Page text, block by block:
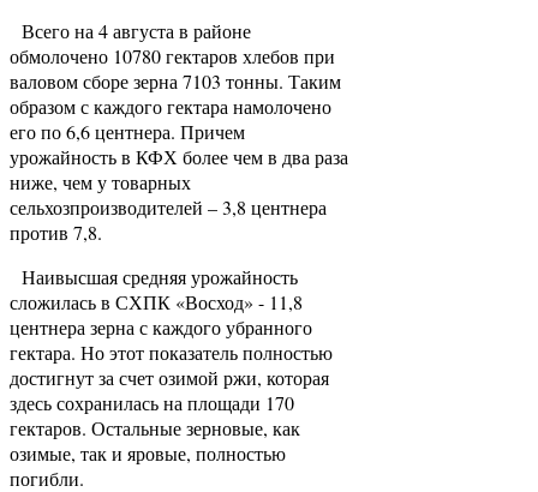
Всего на 4 августа в районе
обмолочено 10780 гектаров хлебов при
валовом сборе зерна 7103 тонны. Таким
образом с каждого гектара намолочено
его по 6,6 центнера. Причем
урожайность в КФХ более чем в два раза
ниже, чем у товарных
сельхозпроизводителей – 3,8 центнера
против 7,8.
Наивысшая средняя урожайность
сложилась в СХПК «Восход» - 11,8
центнера зерна с каждого убранного
гектара. Но этот показатель полностью
достигнут за счет озимой ржи, которая
здесь сохранилась на площади 170
гектаров. Остальные зерновые, как
озимые, так и яровые, полностью
погибли.